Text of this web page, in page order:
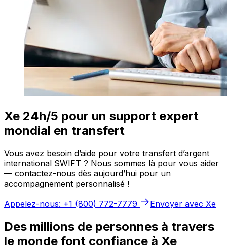
Xe 24h/5 pour un support expert
mondial en transfert
Vous avez besoin d’aide pour votre transfert d’argent
international SWIFT ? Nous sommes là pour vous aider
— contactez-nous dès aujourd’hui pour un
accompagnement personnalisé !
Appelez-nous: +1 (800) 772-7779
Envoyer avec Xe
Des millions de personnes à travers
le monde font confiance à Xe